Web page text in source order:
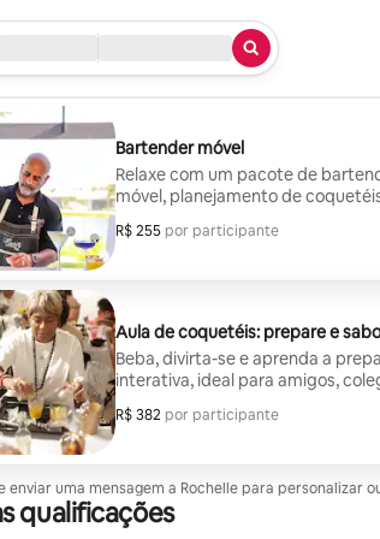
in/CheckoutTipo de serviço
Bartender móvel
Relaxe com um pacote de
móvel, planejamento de
plástico, frutas frescas e
R$ 255 por participante
R$ 255 por participante
Aula de coquetéis: prepare e
Beba, divirta-se e aprenda a
interativa, ideal para amigos,
R$ 382 por participante
R$ 382 por participante
enviar uma mensagem a Rochelle para personalizar
qualificações